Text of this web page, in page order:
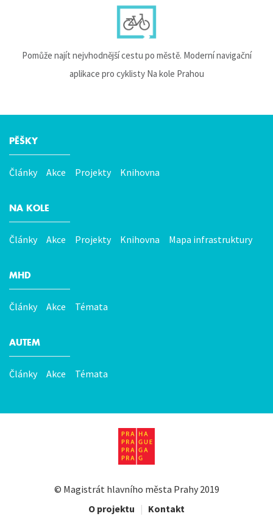
Pomůže najít nejvhodnější cestu po městě. Moderní navigační
aplikace pro cyklisty Na kole Prahou
Hlavní
menu
PĚŠKY
Články Akce Projekty Knihovna
NA KOLE
Články Akce Projekty Knihovna Mapa infrastruktury
MHD
Články Akce Témata
AUTEM
Články Akce Témata
© Magistrát hlavního města Prahy2019
O projektu | Kontakt